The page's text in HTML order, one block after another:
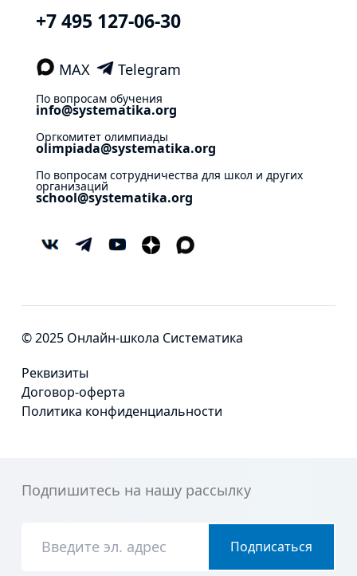
+7 495 127-06-30
MAX Telegram
По вопросам обучения
info@systematika.org
Оргкомитет олимпиады
olimpiada@systematika.org
По вопросам сотрудничества для школ и других
организаций
school@systematika.org
© 2025 Онлайн-школа Систематика
Реквизиты
Договор-оферта
Политика конфиденциальности
Подпишитесь на нашу рассылку
Подписаться